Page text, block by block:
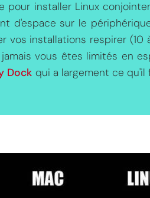
pour installer Linux
d'espace sur le
vos installations respirer (10
vous êtes limités en
Dock qui a largement ce qu'il